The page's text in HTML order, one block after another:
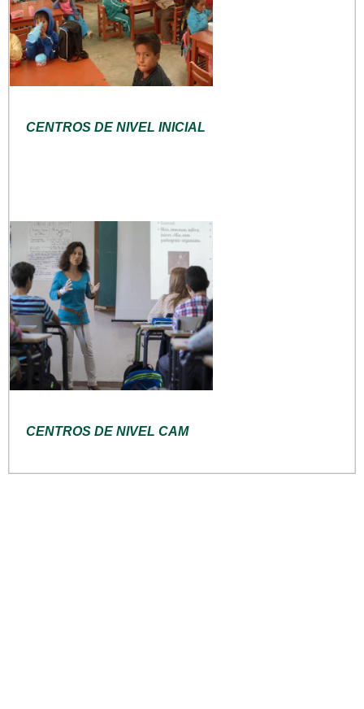
CENTROS DE NIVEL INICIAL
CENTROS DE NIVEL CAM